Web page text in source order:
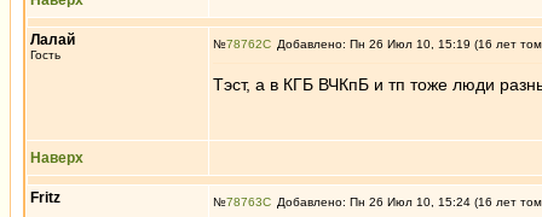
Лалай
Гость
№78762 Добавлено: Пн 26 Июл 10, 15:19 (16 лет
Тэст, а в КГБ ВЧКпБ и тп тоже люди
Наверх
Fritz №78763 Добавлено: Пн 26 Июл 10, 15:24 (16 лет